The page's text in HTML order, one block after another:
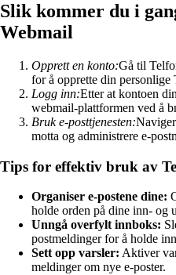
Slik kommer du i
Webmail
Opprett en konto:Gå til
for å opprette din
Logg inn:Etter at kontoen
webmail-plattformen ved å
Bruk e-posttjenesten:
motta og administrere e-
Tips for effektiv bruk av
Organiser e-postene dine:
holde orden på dine inn- og
Unngå overfylt innboks:
postmeldinger for å holde
Sett opp varsler: Aktiver
meldinger om nye e-poster.